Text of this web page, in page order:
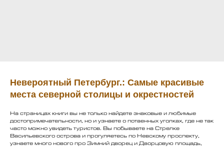
Невероятный Петербург.: Самые красивые
места северной столицы и окрестностей
На страницах книги вы не только найдете знаковые и любимые
достопримечательности, но и узнаете о потаенных уголках, где не так
часто можно увидеть туристов. Вы побываете на Стрелке
Васильевского острова и прогуляетесь по Невскому проспекту,
узнаете много нового про Зимний дворец и Дворцовую площадь,